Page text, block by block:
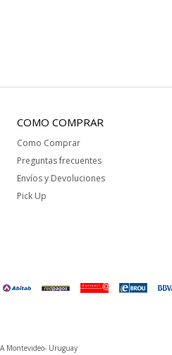
COMO COMPRAR
Como Comprar
Preguntas frecuentes
Envíos y Devoluciones
Pick Up
Montevideo- Uruguay